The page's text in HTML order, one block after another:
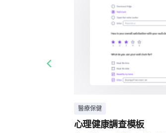
醫療保健
心理健康調查模板
Previous slide